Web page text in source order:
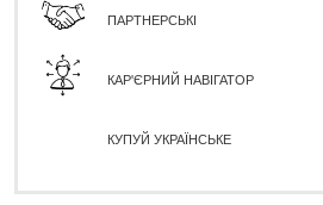
ПАРТНЕРСЬКІ
КАР'ЄРНИЙ НАВІГАТОР
КУПУЙ УКРАЇНСЬКЕ